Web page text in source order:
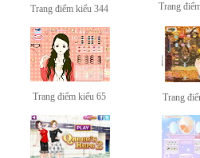
Trang điểm kiểu 344 Trang
Trang điểm kiểu 65 Trang